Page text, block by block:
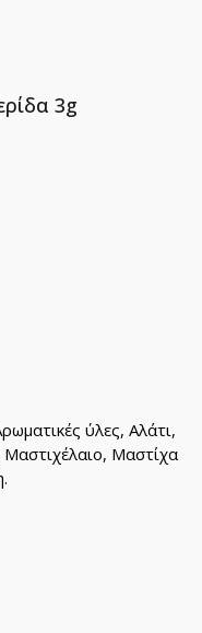
3g
ύλες, Αλάτι,
Μαστιχέλαιο, Μαστίχα